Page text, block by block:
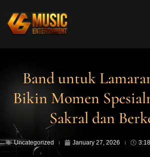
Band untuk
Bikin Momen
Sakral dan
Uncategorized January 27, 2026